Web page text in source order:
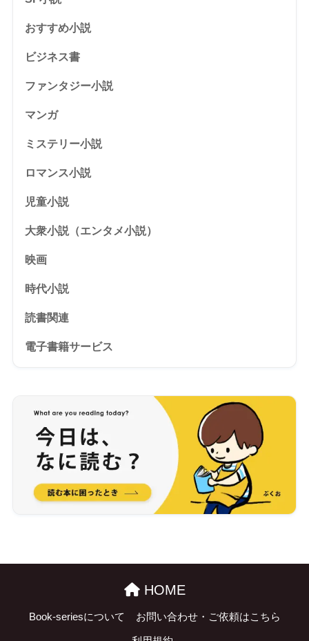
おすすめ小説
ビジネス書
ファンタジー小説
マンガ
ミステリー小説
ロマンス小説
児童小説
大衆小説（エンタメ小説）
映画
時代小説
読書関連
電子書籍サービス
HOME
Book-seriesについて お問い合わせ・ご依頼はこちら